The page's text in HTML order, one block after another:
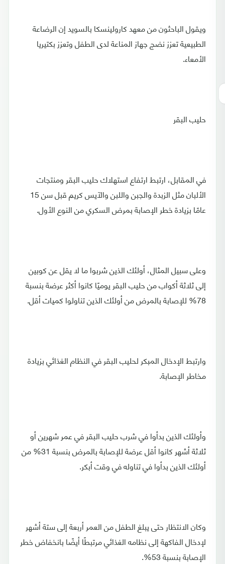
ويقول الباحثون من معهد كارولينسكا بالسويد إن الرضاعة
الطبيعية تعزز نضج جهاز المناعة لدى الطفل وتعزز بكتيريا
الأمعاء.
حليب البقر
في المقابل، ارتبط ارتفاع استهلاك حليب البقر ومنتجات
الألبان مثل الزبدة والجبن واللبن والآيس كريم قبل سن 15
عامًا بزيادة خطر الإصابة بمرض السكري من النوع الأول.
وعلى سبيل المثال، أولئك الذين شربوا ما لا يقل عن كوبين
إلى ثلاثة أكواب من حليب البقر يوميًا كانوا أكثر عرضة بنسبة
78% للإصابة بالمرض من أولئك الذين تناولوا كميات أقل.
وارتبط الإدخال المبكر لحليب البقر في النظام الغذائي بزيادة
مخاطر الإصابة.
وأولئك الذين بدأوا في شرب حليب البقر في عمر شهرين أو
ثلاثة أشهر كانوا أقل عرضة للإصابة بالمرض بنسبة 31% من
أولئك الذين بدأوا في تناوله في وقت أبكر.
وكان الانتظار حتى يبلغ الطفل من العمر أربعة إلى ستة أشهر
لإدخال الفاكهة إلى نظامه الغذائي مرتبطًا أيضًا بانخفاض خطر
الإصابة بنسبة 53%.